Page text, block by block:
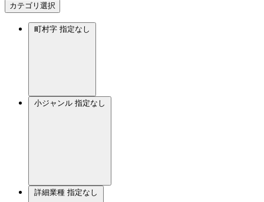
カテゴリ選択
町村字 指定なし
小ジャンル 指定なし
詳細業種 指定なし